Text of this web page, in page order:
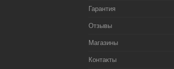
Гарантия
Отзывы
Магазины
Контакты